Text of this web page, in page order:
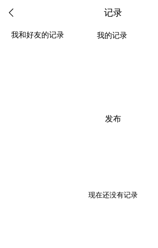
记录
我和好友的记录 我的记录
发布
现在还没有记录